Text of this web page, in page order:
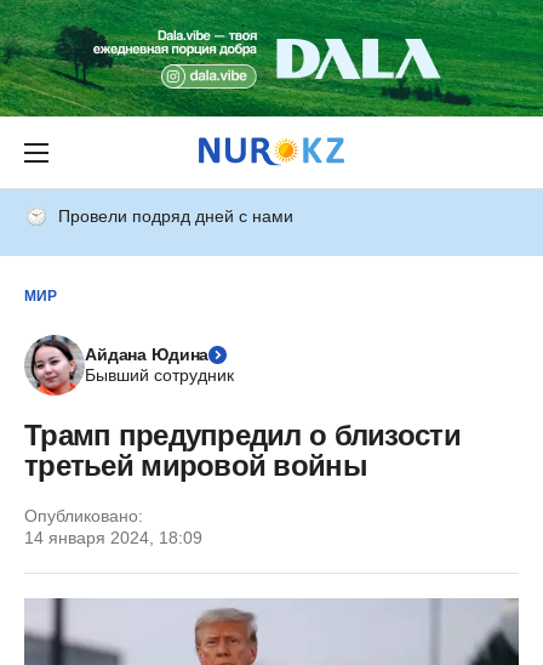
Провели подряд дней с нами
МИР
Айдана Юдина
Бывший сотрудник
Трамп предупредил о близости
третьей мировой войны
Опубликовано:
14 января 2024, 18:09